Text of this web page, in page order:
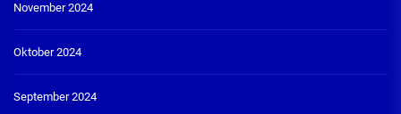
November 2024
Oktober 2024
September 2024